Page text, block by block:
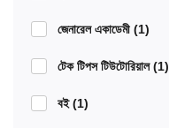
জেনারেল একাডেমী (1)
টেক টিপস টিউটোরিয়াল(1)
বই(1)